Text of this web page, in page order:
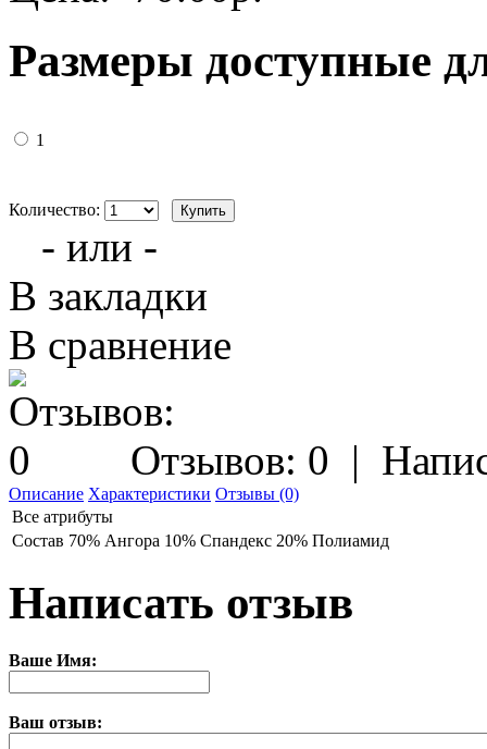
Размеры доступные
1
Количество:
- или -
В закладки
В сравнение
Отзывов: 0 |
Описание Характеристики Отзывы (0)
Все атрибуты
Состав 70% Ангора 10% Спандекс 20% Полиамид
Написать отзыв
Ваше Имя:
Ваш отзыв: